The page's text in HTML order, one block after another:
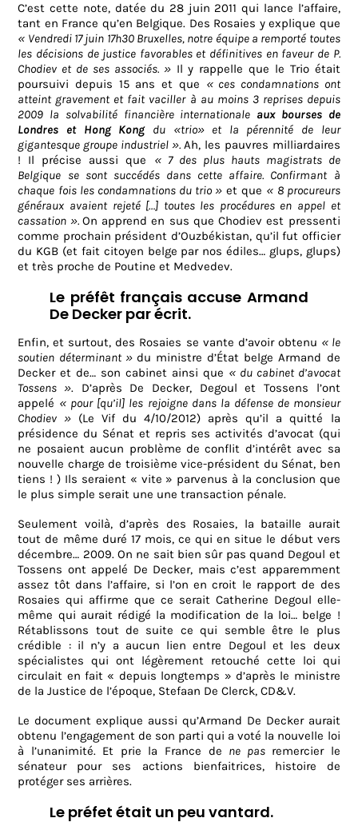
C’est cette note, datée du 28 juin 2011 qui lance l’affaire,
tant en France qu’en Belgique. Des Rosaies y explique que
« Vendredi 17 juin 17h30 Bruxelles, notre équipe a remporté toutes
les décisions de justice favorables et définitives en faveur de P.
Chodiev et de ses associés. »Il y rappelle que le Trio était
poursuivi depuis 15 ans et que « ces condamnations ont
atteint gravement et fait vaciller à au moins 3 reprises depuis
2009 la solvabilité financière internationale aux bourses de
Londres et Hong Kongdu «trio» et la pérennité de leur
gigantesque groupe industriel ». Ah, les pauvres milliardaires
! Il précise aussi que « 7 des plus hauts magistrats de
Belgique se sont succédés dans cette affaire. Confirmant à
chaque fois les condamnations du trio » et que « 8 procureurs
généraux avaient rejeté […] toutes les procédures en appel et
cassation ». On apprend en sus que Chodiev est pressenti
comme prochain président d’Ouzbékistan, qu’il fut officier
du KGB (et fait citoyen belge par nos édiles… glups, glups)
et très proche de Poutine et Medvedev.
Le préfêt français accuse Armand
De Decker par écrit.
Enfin, et surtout, des Rosaies se vante d’avoir obtenu « le
soutien déterminant» du ministre d’État belge Armand de
Decker et de… son cabinet ainsi que « du cabinet d’avocat
Tossens ». D’après De Decker, Degoul et Tossens l’ont
appelé « pour [qu’il] les rejoigne dans la défense de monsieur
Chodiev »(Le Vif du 4/10/2012) après qu’il a quitté la
présidence du Sénat et repris ses activités d’avocat (qui
ne posaient aucun problème de conflit d’intérêt avec sa
nouvelle charge de troisième vice-président du Sénat, ben
tiens ! ) Ils seraient « vite » parvenus à la conclusion que
le plus simple serait une une transaction pénale.
Seulement voilà, d’après des Rosaies, la bataille aurait
tout de même duré 17 mois, ce qui en situe le début vers
décembre… 2009. On ne sait bien sûr pas quand Degoul et
Tossens ont appelé De Decker, mais c’est apparemment
assez tôt dans l’affaire, si l’on en croit le rapport de des
Rosaies qui affirme que ce serait Catherine Degoul elle-
même qui aurait rédigé la modification de la loi… belge !
Rétablissons tout de suite ce qui semble être le plus
crédible : il n’y a aucun lien entre Degoul et les deux
spécialistes qui ont légèrement retouché cette loi qui
circulait en fait « depuis longtemps » d’après le ministre
de la Justice de l’époque, Stefaan De Clerck, CD&V.
Le document explique aussi qu’Armand De Decker aurait
obtenu l’engagement de son parti qui a voté la nouvelle loi
à l’unanimité. Et prie la France de ne pasremercier le
sénateur pour ses actions bienfaitrices, histoire de
protéger ses arrières.
Le préfet était un peu vantard.